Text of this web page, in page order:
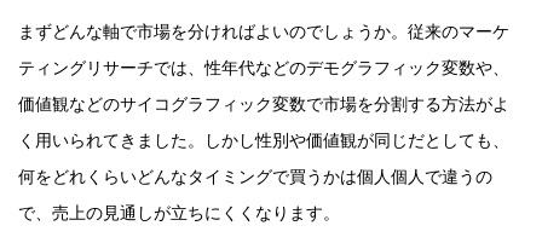
まずどんな軸で市場を分ければよいのでしょうか。従来のマーケ
ティングリサーチでは、性年代などのデモグラフィック変数や、
価値観などのサイコグラフィック変数で市場を分割する方法がよ
く用いられてきました。しかし性別や価値観が同じだとしても、
何をどれくらいどんなタイミングで買うかは個人個人で違うの
で、売上の見通しが立ちにくくなります。